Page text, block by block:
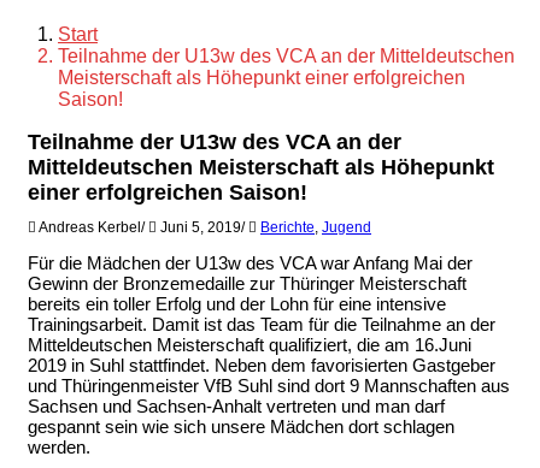
Start
Teilnahme der U13w des VCA an der Mitteldeutschen
Meisterschaft als Höhepunkt einer erfolgreichen
Saison!
Teilnahme der U13w des VCA an der
Mitteldeutschen Meisterschaft als Höhepunkt
einer erfolgreichen Saison!
Andreas Kerbel / Juni 5, 2019/ Berichte Jugend
Für die Mädchen der U13w des VCA war Anfang Mai der
Gewinn der Bronzemedaille zur Thüringer Meisterschaft
bereits ein toller Erfolg und der Lohn für eine intensive
Trainingsarbeit. Damit ist das Team für die Teilnahme an der
Mitteldeutschen Meisterschaft qualifiziert, die am 16.Juni
2019 in Suhl stattfindet. Neben dem favorisierten Gastgeber
und Thüringenmeister VfB Suhl sind dort 9 Mannschaften aus
Sachsen und Sachsen-Anhalt vertreten und man darf
gespannt sein wie sich unsere Mädchen dort schlagen
werden.